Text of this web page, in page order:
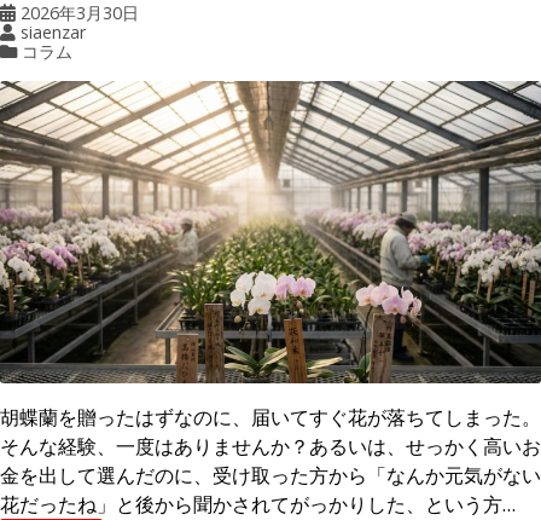
2026年3月30日
siaenzar
コラム
胡蝶蘭を贈ったはずなのに、届いてすぐ花が落ちてしまった。
そんな経験、一度はありませんか？あるいは、せっかく高いお
金を出して選んだのに、受け取った方から「なんか元気がない
花だったね」と後から聞かされてがっかりした、という方…